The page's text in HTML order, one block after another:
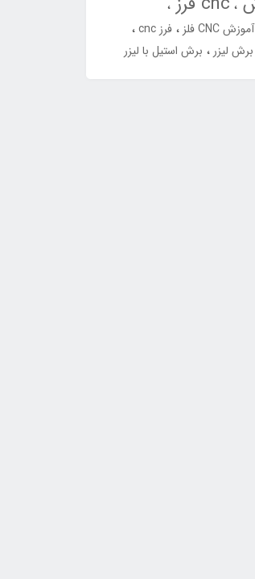
آموزش CNC فلز
فرز cnc
برش لیزر برش استیل با لیزر